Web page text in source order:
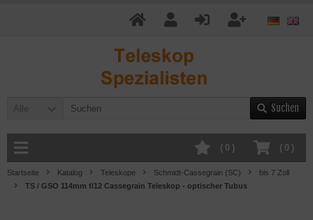
Alle Suchen
( 0 )
( 0 )
Startseite Katalog Teleskope Schmidt-Cassegrain (SC)
bis 7 Zoll
TS / GSO 114mm f/12 Cassegrain Teleskop - optischer Tubus